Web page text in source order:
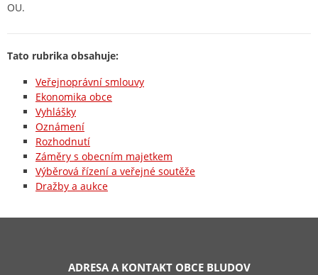
OU.
Tato rubrika obsahuje:
Veřejnoprávní smlouvy
Ekonomika obce
Vyhlášky
Oznámení
Rozhodnutí
Záměry s obecním majetkem
Výběrová řízení a veřejné soutěže
Dražby a aukce
ADRESA A KONTAKT OBCE BLUDOV